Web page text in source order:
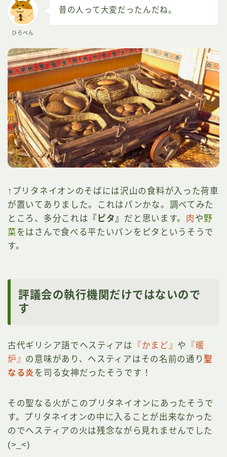
ひろぺん
昔の人って大変だったんだね。
↑プリタネイオンのそばには沢山の食料が入った荷車
が置いてありました。これはパンかな。調べてみた
ところ、多分これは 『ピタ』 だと思います。 肉 や野
菜をはさんで食べる平たいパンをピタというそうで
す。
評議会の執行機関だけではないので
す
古代ギリシア語でヘスティアは 『かまど』 や
『暖
炉』 の意味があり、ヘスティアはその名前の通り聖
なる炎を司る女神だったそうです！
その聖なる火がこのプリタネイオンにあったそうで
す。プリタネイオンの中に入ることが出来なかった
のでヘスティアの火は残念ながら見れませんでした
(>_<)